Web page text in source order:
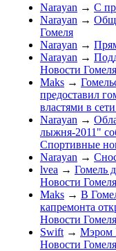
Narayan → С
Narayan →
Гомеля
Narayan →
Narayan →
Новости Гомеля
Maks →
предоставил
властями в
Narayan →
лыжня-2011"
Спортивные
Narayan →
lvea → Гомель
Новости Гомеля
Maks → В
капремонта
Новости Гомеля
Swift → Мэром
Новости Гомеля